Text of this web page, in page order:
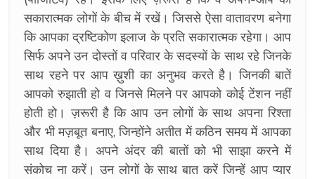
सकारात्मक लोगों के बीच में रखें। जिससे ऐसा वातावरण बनेगा
कि आपका द्रष्टिकोण इलाज के प्रति सकारात्मक रहेगा। आप
सिर्फ अपने उन दोस्तों व परिवार के सदस्यों के साथ रहे जिनके
साथ रहने पर आप ख़ुशी का अनुभव करते है। जिनकी बातें
आपको रुझाती हो व जिनसे मिलने पर आपको कोई टेंशन नहीं
होती हो। ज़रूरी है कि आप उन लोगों के साथ अपना रिश्ता
और भी मज़बूत बनाए, जिन्होंने अतीत में कठिन समय में आपका
साथ दिया है। अपने अंदर की बातों को भी साझा करने में
संकोच ना करें। उन लोगों के साथ बात करें जिन्हें आप प्यार